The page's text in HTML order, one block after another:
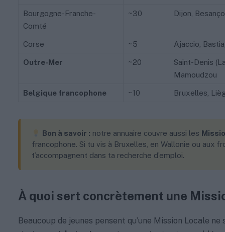
Bourgogne-Franche-
Comté
~30 Dijon,
Corse ~5 Ajaccio,
Outre-Mer ~20
Saint-Denis
Mamoudzou
Belgique francophone ~10 Bruxelles,
Bon à savoir : notre annuaire couvre aussi les
francophone. Si tu vis à Bruxelles, en Wallonie ou aux
t’accompagnent dans ta recherche d’emploi.
À quoi sert concrètement une
Beaucoup de jeunes pensent qu’une Mission Locale